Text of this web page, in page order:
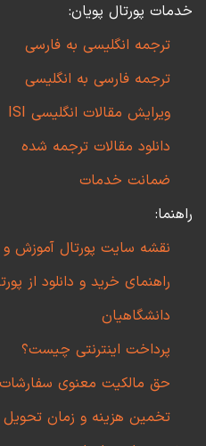
خدمات پورتال پویان:
ترجمه انگلیسی به فارسی
ترجمه فارسی به انگلیسی
ویرایش مقالات انگلیسی ISI
دانلود مقالات ترجمه شده
ضمانت خدمات
راهنما:
نقشه سایت پورتال آموزش
راهنمای خرید و دانلود از
دانشگاهیان
پرداخت اینترنتی چیست؟
حق مالکیت معنوی سفارشات
تخمین هزینه و زمان تحویل